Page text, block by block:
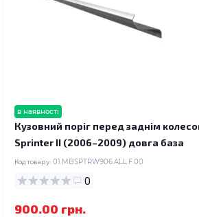
в наявності
Кузовний поріг перед заднім
Sprinter II (2006–2009) довга база
Код товару: 01.MBSPTRW906.ALL.F.00
0
900.00 грн.